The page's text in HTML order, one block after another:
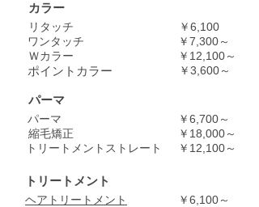
​カラー​
パーマ
リタッチ
​ワンタッチ
​Ｗカラー
​ポイントカラー
￥6,100
​パーマ
縮毛矯正
トリートメントストレート
￥12,100～
￥18,000～
￥6,700～
￥12,100～
￥7,300～
￥3,600～
トリートメント
​ヘアトリートメント ￥6,100～